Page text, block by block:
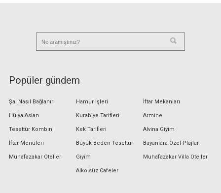
Popüler gündem
Şal Nasıl Bağlanır
Hülya Aslan
Tesettür Kombin
İftar Menüleri
Muhafazakar Oteller
Hamur İşleri
Kurabiye Tarifleri
Kek Tarifleri
Büyük Beden Tesettür
Giyim
Alkolsüz Cafeler
İftar Mekanları
Armine
Alvina Giyim
Bayanlara Özel Plajlar
Muhafazakar Villa Oteller